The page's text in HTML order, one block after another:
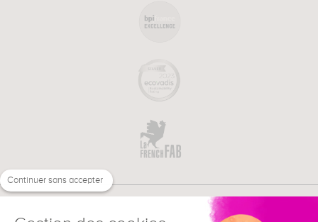
Continuer sans accepter